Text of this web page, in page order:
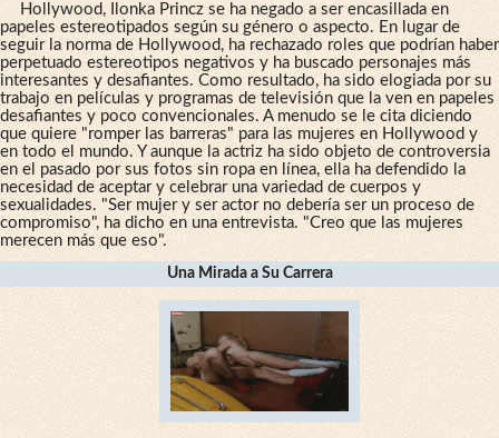
Hollywood, Ilonka Princz se ha negado a ser encasillada en
papeles estereotipados según su género o aspecto. En lugar de
seguir la norma de Hollywood, ha rechazado roles que podrían haber
perpetuado estereotipos negativos y ha buscado personajes más
interesantes y desafiantes. Como resultado, ha sido elogiada por su
trabajo en películas y programas de televisión que la ven en papeles
desafiantes y poco convencionales. A menudo se le cita diciendo
que quiere "romper las barreras" para las mujeres en Hollywood y
en todo el mundo. Y aunque la actriz ha sido objeto de controversia
en el pasado por sus fotos sin ropa en línea, ella ha defendido la
necesidad de aceptar y celebrar una variedad de cuerpos y
sexualidades. "Ser mujer y ser actor no debería ser un proceso de
compromiso", ha dicho en una entrevista. "Creo que las mujeres
merecen más que eso".
Una Mirada a Su Carrera